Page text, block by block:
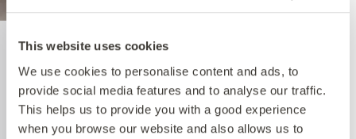
This website uses cookies
We use cookies to personalise content and ads, to
provide social media features and to analyse our traffic.
This helps us to provide you with a good experience
when you browse our website and also allows us to
Quantum Guard Elite
Antimicrobial